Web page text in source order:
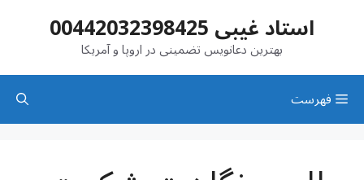
استاد غیبی 00442032398425
بهترین دعانویس تضمینی در اروپا و آمریکا
فهرست